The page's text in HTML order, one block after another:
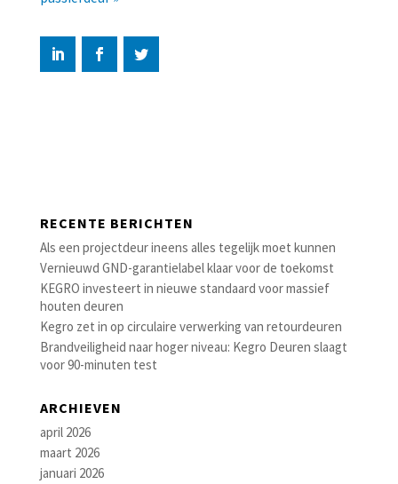
RECENTE BERICHTEN
Als een projectdeur ineens alles tegelijk moet kunnen
Vernieuwd GND-garantielabel klaar voor de toekomst
KEGRO investeert in nieuwe standaard voor massief
houten deuren
Kegro zet in op circulaire verwerking van retourdeuren
Brandveiligheid naar hoger niveau: Kegro Deuren slaagt
voor 90-minuten test
ARCHIEVEN
april 2026
maart 2026
januari 2026